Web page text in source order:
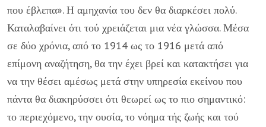
που έβλεπα». Η αμηχανία του δεν θα διαρκέσει πολύ.
Καταλαβαίνει ότι τού χρειάζεται μια νέα γλώσσα. Μέσα
σε δύο χρόνια, από το 1914 ως το 1916 μετά από
επίμονη αναζήτηση, θα την έχει βρεί και κατακτήσει για
να την θέσει αμέσως μετά στην υπηρεσία εκείνου που
πάντα θα διακηρύσσει ότι θεωρεί ως το πιο σημαντικό:
το περιεχόμενο, την ουσία, το νόημα τής ζωής και τού